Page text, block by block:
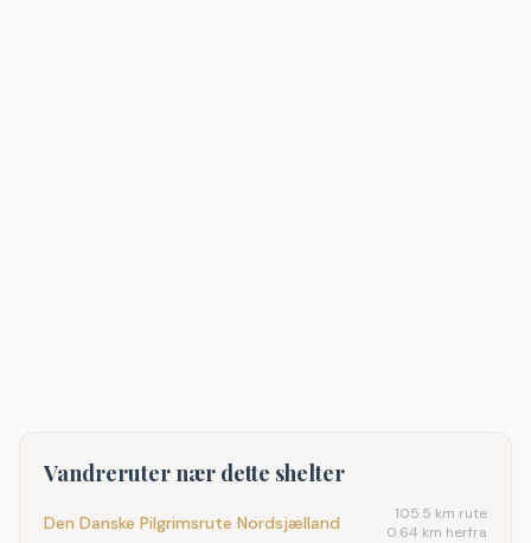
Vandreruter nær dette shelter
Den Danske Pilgrimsrute Nordsjælland 105.5 km rute
0.64 km herfra